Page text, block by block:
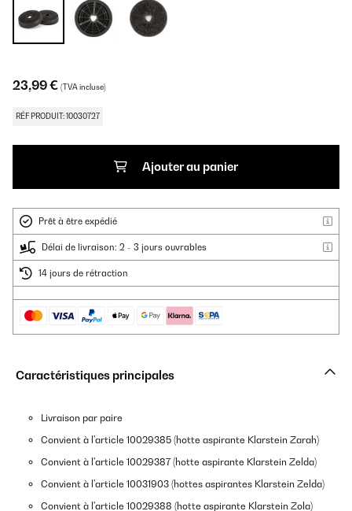
23,99 € (TVA incluse)
RÉF PRODUIT: 10030727
Ajouter au panier
Prêt à être expédié
Délai de livraison: 2 - 3 jours ouvrables
14 jours de rétraction
Caractéristiques principales
Livraison par paire
Convient à l'article 10029385 (hotte aspirante Klarstein Zarah)
Convient à l'article 10029387 (hotte aspirante Klarstein Zelda)
Convient à l'article 10031903 (hottes aspirantes Klarstein Zelda)
Convient à l'article 10029388 (hotte aspirante Klarstein Zola)